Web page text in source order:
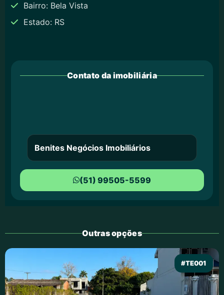
Bairro: Bela Vista
Estado: RS
Contato da imobiliária
Benites Negócios Imobiliários
(51) 99505-5599
Outras opções
#TE001